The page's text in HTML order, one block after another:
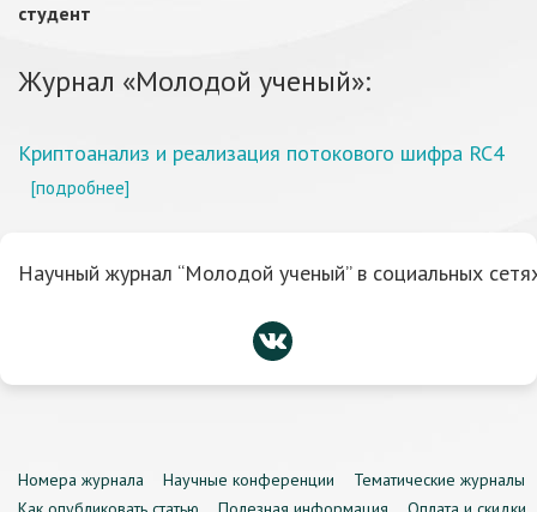
студент
Журнал «Молодой ученый»:
Криптоанализ и реализация потокового шифра RC4
[подробнее]
Научный журнал “Молодой ученый” в социальных
Номера журнала Научные конференции
Тематические журналы